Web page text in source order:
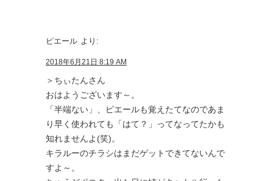
ピエール より:
2018年6月21日 8:19 AM
＞ちぃたんさん
おはようございます～。
「半端ない」、ピエールも覚えたてなのであま
り早く使われても「はて？」ってなってたかも
知れませんよ(笑)。
キラルーのチラシはまだゲットできてないんで
すよ～。